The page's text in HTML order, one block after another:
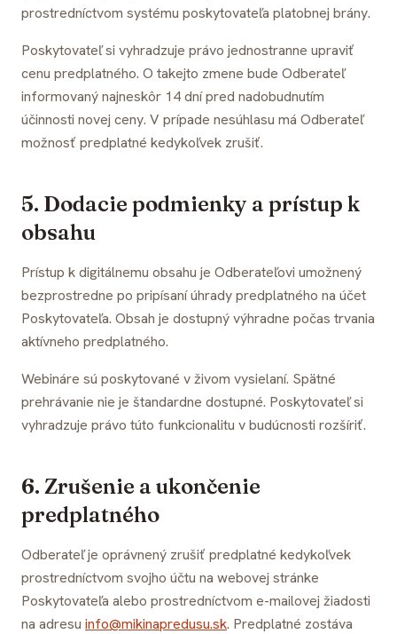
prostredníctvom systému poskytovateľa platobnej brány.
Poskytovateľ si vyhradzuje právo jednostranne upraviť
cenu predplatného. O takejto zmene bude Odberateľ
informovaný najneskôr 14 dní pred nadobudnutím
účinnosti novej ceny. V prípade nesúhlasu má Odberateľ
možnosť predplatné kedykoľvek zrušiť.
5. Dodacie podmienky a prístup k
obsahu
Prístup k digitálnemu obsahu je Odberateľovi umožnený
bezprostredne po pripísaní úhrady predplatného na účet
Poskytovateľa. Obsah je dostupný výhradne počas trvania
aktívneho predplatného.
Webináre sú poskytované v živom vysielaní. Spätné
prehrávanie nie je štandardne dostupné. Poskytovateľ si
vyhradzuje právo túto funkcionalitu v budúcnosti rozšíriť.
6. Zrušenie a ukončenie
predplatného
Odberateľ je oprávnený zrušiť predplatné kedykoľvek
prostredníctvom svojho účtu na webovej stránke
Poskytovateľa alebo prostredníctvom e-mailovej žiadosti
na adresu info@mikinapredusu.sk. Predplatné zostáva